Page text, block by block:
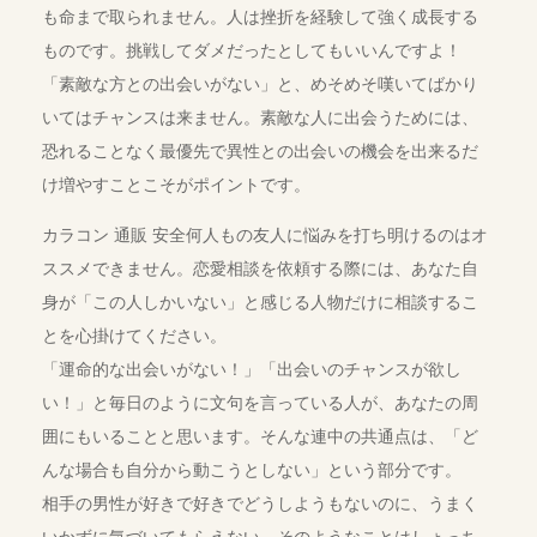
も命まで取られません。人は挫折を経験して強く成長する
ものです。挑戦してダメだったとしてもいいんですよ！
「素敵な方との出会いがない」と、めそめそ嘆いてばかり
いてはチャンスは来ません。素敵な人に出会うためには、
恐れることなく最優先で異性との出会いの機会を出来るだ
け増やすことこそがポイントです。
カラコン 通販 安全何人もの友人に悩みを打ち明けるのはオ
ススメできません。恋愛相談を依頼する際には、あなた自
身が「この人しかいない」と感じる人物だけに相談するこ
とを心掛けてください。
「運命的な出会いがない！」「出会いのチャンスが欲し
い！」と毎日のように文句を言っている人が、あなたの周
囲にもいることと思います。そんな連中の共通点は、「ど
んな場合も自分から動こうとしない」という部分です。
相手の男性が好きで好きでどうしようもないのに、うまく